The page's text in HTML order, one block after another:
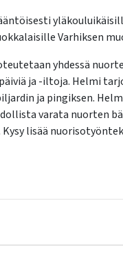
Varhiksen
yhdessä
ja -iltoja. Helmi
ja pingiksen.
varata nuorten
lisää